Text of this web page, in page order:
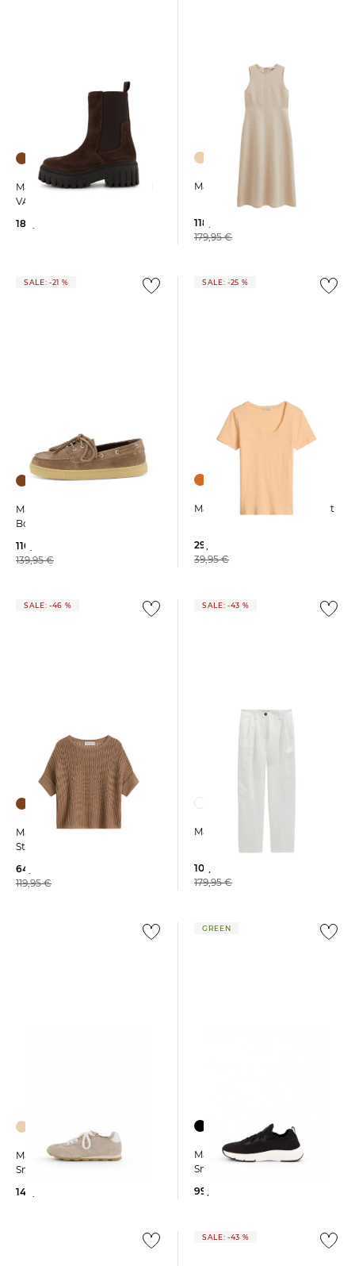
Marc O'Polo | Damen Stiefel
VALVA
189,95 €
Marc O'Polo | Damen Kleid
118,55 €
179,95 €
SALE: -21 %
Marc O'Polo | Damen
Bootsschuhe KARA
110,99 €
139,95 €
SALE: -25 %
Marc O'Polo | Damen T-Shirt
29,99 €
39,95 €
SALE: -46 %
Marc O'Polo | Damen
Strickpullover
64,19 €
119,95 €
SALE: -43 %
101,99 €
179,95 €
Marc O'Polo | Damen
Sneaker FABIANA
149,95 €
GREEN
Marc O'Polo | Damen
Sneaker LEILA
99,95 €
SALE: -43 %